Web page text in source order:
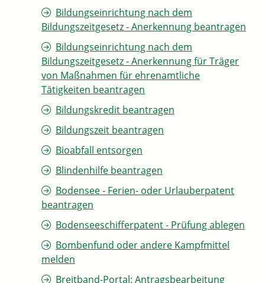
Bildungseinrichtung nach dem
Bildungszeitgesetz - Anerkennung beantragen
Bildungseinrichtung nach dem
Bildungszeitgesetz - Anerkennung für Träger
von Maßnahmen für ehrenamtliche
Tätigkeiten beantragen
Bildungskredit beantragen
Bildungszeit beantragen
Bioabfall entsorgen
Blindenhilfe beantragen
Bodensee - Ferien- oder Urlauberpatent
beantragen
Bodenseeschifferpatent - Prüfung ablegen
Bombenfund oder andere Kampfmittel
melden
Breitband-Portal: Antragsbearbeitung